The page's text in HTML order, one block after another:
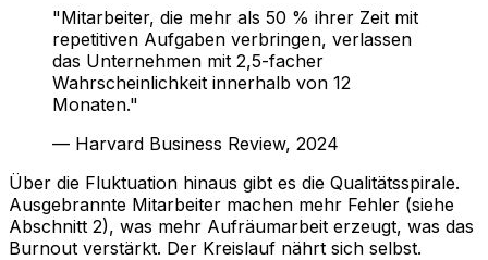
"Mitarbeiter, die mehr als 50 % ihrer Zeit mit
repetitiven Aufgaben verbringen, verlassen
das Unternehmen mit 2,5-facher
Wahrscheinlichkeit innerhalb von 12
Monaten."
— Harvard Business Review, 2024
Über die Fluktuation hinaus gibt es die Qualitätsspirale.
Ausgebrannte Mitarbeiter machen mehr Fehler (siehe
Abschnitt 2), was mehr Aufräumarbeit erzeugt, was das
Burnout verstärkt. Der Kreislauf nährt sich selbst.